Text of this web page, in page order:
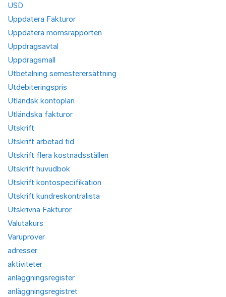
USD
Uppdatera Fakturor
Uppdatera momsrapporten
Uppdragsavtal
Uppdragsmall
Utbetalning semesterersättning
Utdebiteringspris
Utländsk kontoplan
Utländska fakturor
Utskrift
Utskrift arbetad tid
Utskrift flera kostnadsställen
Utskrift huvudbok
Utskrift kontospecifikation
Utskrift kundreskontralista
Utskrivna Fakturor
Valutakurs
Varuprover
adresser
aktiviteter
anläggningsregister
anläggningsregistret